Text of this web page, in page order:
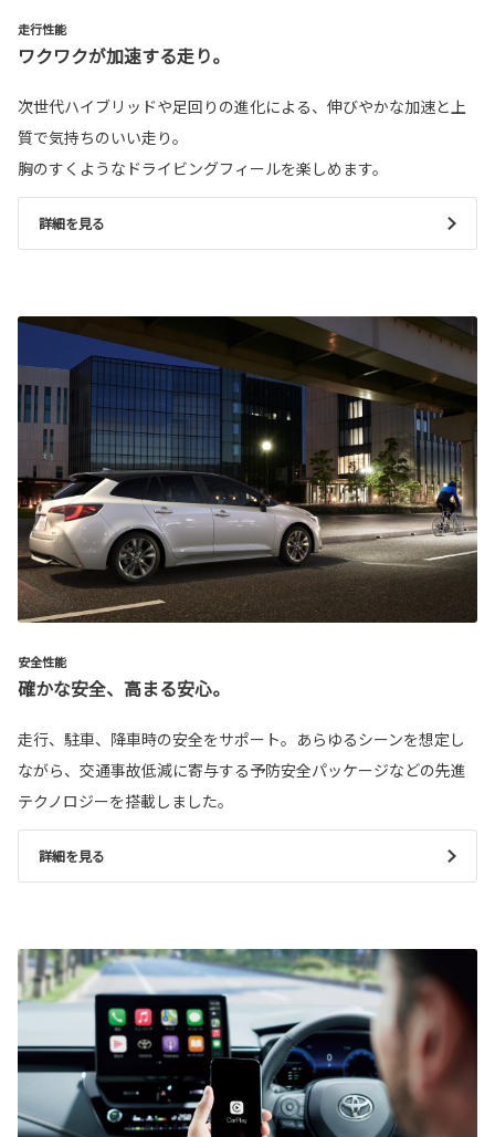
走行性能
ワクワクが加速する走り。
次世代ハイブリッドや足回りの進化による、伸びやかな加速と上
質で気持ちのいい走り。
胸のすくようなドライビングフィールを楽しめます。
詳細を見る
安全性能
確かな安全、高まる安心。
走行、駐車、降車時の安全をサポート。あらゆるシーンを想定し
ながら、交通事故低減に寄与する予防安全パッケージなどの先進
テクノロジーを搭載しました。
詳細を見る